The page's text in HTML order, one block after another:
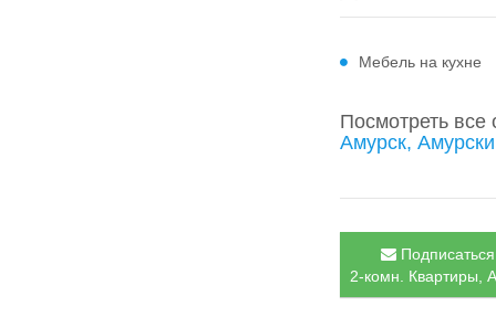
Мебель на кухне
Посмотреть
Амурск,
2-комн. Квартиры,